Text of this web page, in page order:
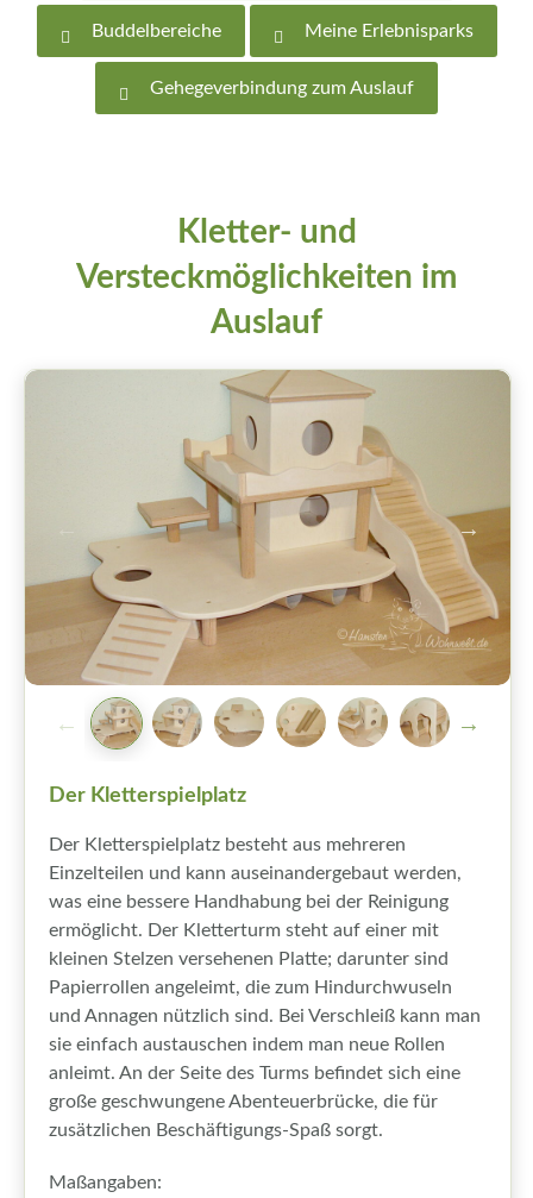
Buddelbereiche Meine Erlebnisparks
Gehegeverbindung zum Auslauf
Kletter- und
Versteckmöglichkeiten im
Auslauf
Der Kletterspielplatz
Der Kletterspielplatz besteht aus mehreren
Einzelteilen und kann auseinandergebaut werden,
was eine bessere Handhabung bei der Reinigung
ermöglicht. Der Kletterturm steht auf einer mit
kleinen Stelzen versehenen Platte; darunter sind
Papierrollen angeleimt, die zum Hindurchwuseln
und Annagen nützlich sind. Bei Verschleiß kann man
sie einfach austauschen indem man neue Rollen
anleimt. An der Seite des Turms befindet sich eine
große geschwungene Abenteuerbrücke, die für
zusätzlichen Beschäftigungs-Spaß sorgt.
Maßangaben: